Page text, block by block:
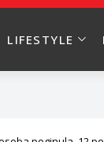
LIFESTYLE